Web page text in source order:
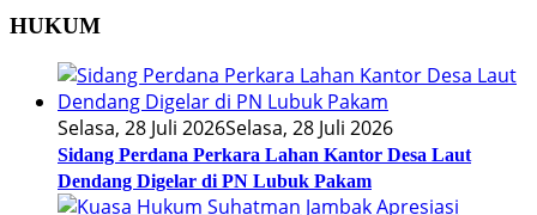
HUKUM
Selasa, 28 Juli 2026Selasa, 28 Juli 2026
Sidang Perdana Perkara Lahan Kantor Desa Laut
Dendang Digelar di PN Lubuk Pakam